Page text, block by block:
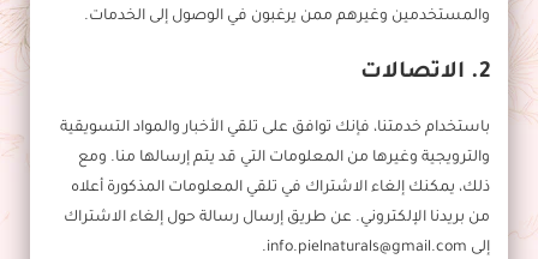
والمستخدمين وغيرهم ممن يرغبون في الوصول إلى الخدمات.
2. الاتصالات
باستخدام خدمتنا، فإنك توافق على تلقي الأخبار والمواد التسويقية
والترويجية وغيرها من المعلومات التي قد يتم إرسالها منا. ومع
ذلك، يمكنك إلغاء الاشتراك في تلقي المعلومات المذكورة أعلاه
من بريدنا الإلكتروني. عن طريق إرسال رسالة حول إلغاء الاشتراك
إلى info.pielnaturals@gmail.com.